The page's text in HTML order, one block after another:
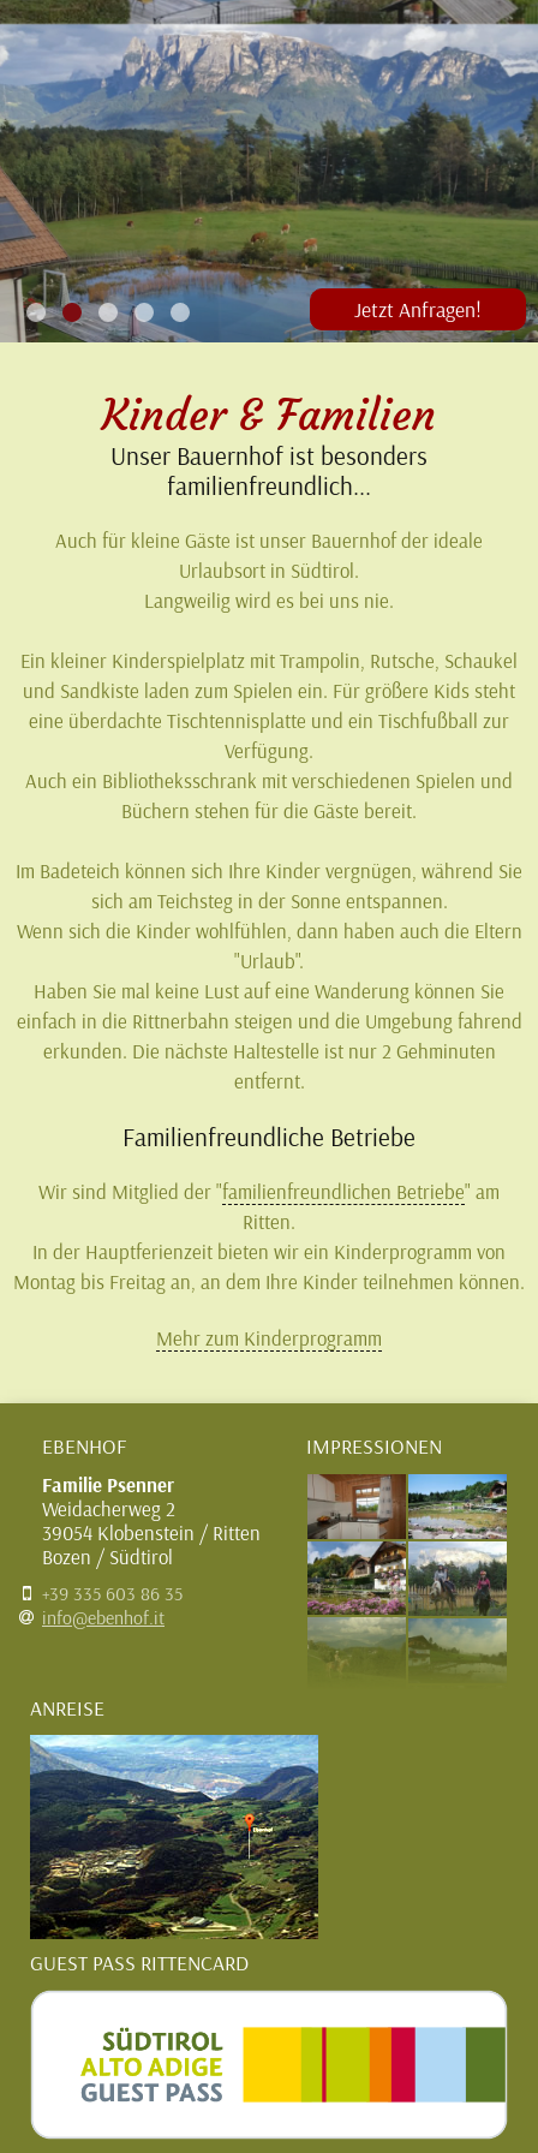
1 Jetzt Anfragen!
Kinder & Familien
Unser Bauernhof ist besonders
familienfreundlich...
Auch für kleine Gäste ist unser Bauernhof der ideale
Urlaubsort in Südtirol.
Langweilig wird es bei uns nie.
Ein kleiner Kinderspielplatz mit Trampolin, Rutsche, Schaukel
und Sandkiste laden zum Spielen ein. Für größere Kids steht
eine überdachte Tischtennisplatte und ein Tischfußball zur
Verfügung.
Auch ein Bibliotheksschrank mit verschiedenen Spielen und
Büchern stehen für die Gäste bereit.
Im Badeteich können sich Ihre Kinder vergnügen, während Sie
sich am Teichsteg in der Sonne entspannen.
Wenn sich die Kinder wohlfühlen, dann haben auch die Eltern
"Urlaub".
Haben Sie mal keine Lust auf eine Wanderung können Sie
einfach in die Rittnerbahn steigen und die Umgebung fahrend
erkunden. Die nächste Haltestelle ist nur 2 Gehminuten
entfernt.
Familienfreundliche Betriebe
Wir sind Mitglied der "familienfreundlichen Betriebe" am
Ritten.
In der Hauptferienzeit bieten wir ein Kinderprogramm von
Montag bis Freitag an, an dem Ihre Kinder teilnehmen können.
Mehr zum Kinderprogramm
EBENHOF
Familie Psenner
Weidacherweg 2
39054 Klobenstein / Ritten
Bozen / Südtirol
+39 335 603 86 35
info@ebenhof.it
ANREISE
IMPRESSIONEN
GUEST PASS RITTENCARD